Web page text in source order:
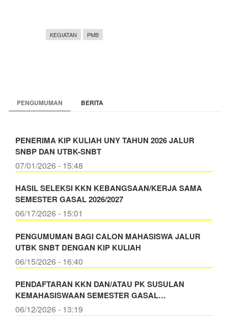
KEGIATAN PMB
PENGUMUMAN BERITA
PENERIMA KIP KULIAH UNY TAHUN 2026 JALUR
SNBP DAN UTBK-SNBT
07/01/2026 - 15:48
HASIL SELEKSI KKN KEBANGSAAN/KERJA SAMA
SEMESTER GASAL 2026/2027
06/17/2026 - 15:01
PENGUMUMAN BAGI CALON MAHASISWA JALUR
UTBK SNBT DENGAN KIP KULIAH
06/15/2026 - 16:40
PENDAFTARAN KKN DAN/ATAU PK SUSULAN
KEMAHASISWAAN SEMESTER GASAL…
06/12/2026 - 13:19